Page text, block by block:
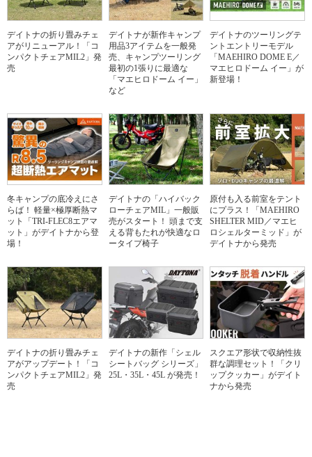
デイトナの折り畳みチェ
アがリニューアル！「コ
ンパクトチェアMIL2」発
売
デイトナが新作キャンプ
用品3アイテムを一般発
売、キャンプツーリング
最初の1張りに最適な
「マエヒロドーム イー」
など
デイトナのツーリングテ
ントエントリーモデル
「MAEHIRO DOME E／
マエヒロドーム イー」が
新登場！
冬キャンプの底冷えにさ
らば！ 軽量×極厚断熱マ
ット「TRI-FLEC8エアマ
ット」がデイトナから登
場！
デイトナの「ハイバック
ローチェアMIL」一般販
売がスタート！ 頭まで支
える背もたれが快適なロ
ータイプ椅子
原付も入る前室をテント
にプラス！「MAEHIRO
SHELTER MID／マエヒ
ロシェルターミッド」が
デイトナから発売
デイトナの折り畳みチェ
アがアップデート！「コ
ンパクトチェアMIL2」発
売
デイトナの新作「シェル
シートバッグ シリーズ」
25L・35L・45L が発売！
スクエア形状で収納性抜
群な調理セット！「クリ
ップクッカー」がデイト
ナから発売